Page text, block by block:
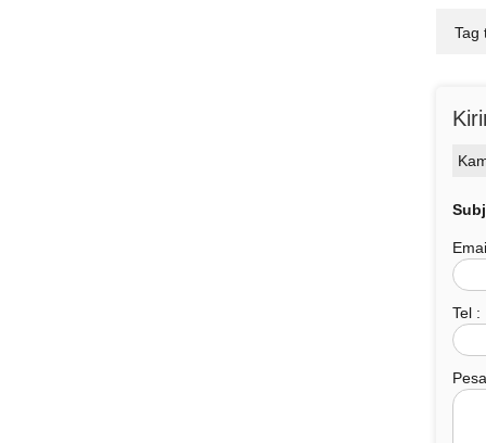
Tag
Tel :